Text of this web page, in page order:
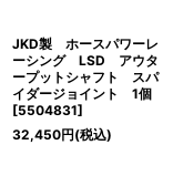
JKD製 ホースパワーレ
ーシング LSD アウタ
ープットシャフト スパ
イダージョイント 1個
[5504831]
32,450円(税込)